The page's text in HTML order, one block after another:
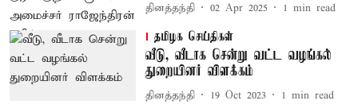
தினத்தந்தி 02 Apr 2025 1 min read
தமிழக செய்திகள்
வீடு, வீடாக சென்று வட்ட வழங்கல்
துறையினர் விளக்கம்
தினத்தந்தி 19 Oct 2023 1 min read